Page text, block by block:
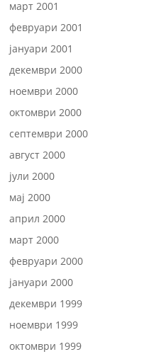
март 2001
февруари 2001
јануари 2001
декември 2000
ноември 2000
октомври 2000
септември 2000
август 2000
јули 2000
мај 2000
април 2000
март 2000
февруари 2000
јануари 2000
декември 1999
ноември 1999
октомври 1999